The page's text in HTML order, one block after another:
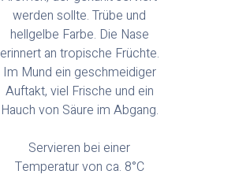
werden sollte. Trübe und
hellgelbe Farbe. Die Nase
erinnert an tropische Früchte.
Im Mund ein geschmeidiger
Auftakt, viel Frische und ein
Hauch von Säure im Abgang.
Servieren bei einer
Temperatur von ca. 8°C